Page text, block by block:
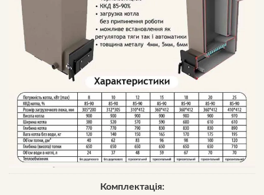
Комплектація: